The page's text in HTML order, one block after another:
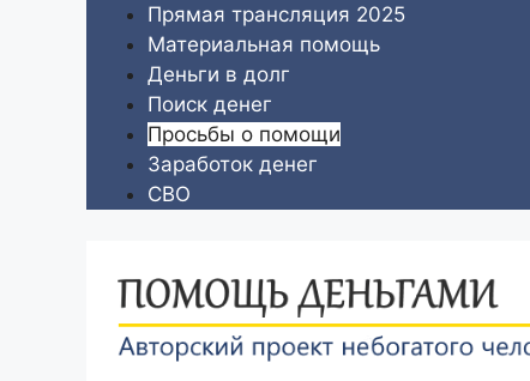
содержимому
Прямая трансляция 2025
Материальная помощь
Деньги в долг
Поиск денег
Просьбы о помощи
Заработок денег
СВО